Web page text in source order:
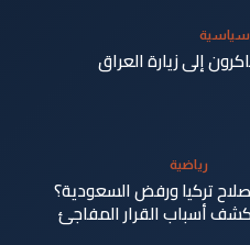
سياسية
إلى زيارة العراق
رياضية
صلاح تركيا ورفض السعودية؟
أسباب القرار المفاجئ